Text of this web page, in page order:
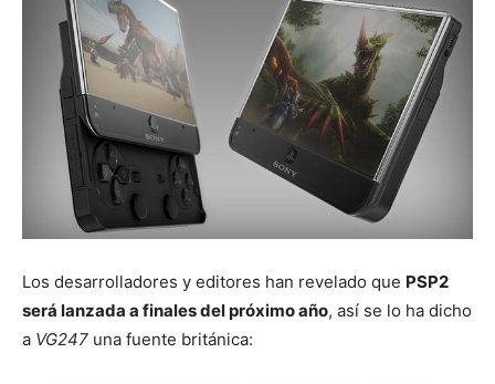
Los desarrolladores y editores han revelado que PSP2
será lanzada a finales del próximo año, así se lo ha dicho
a VG247 una fuente británica: